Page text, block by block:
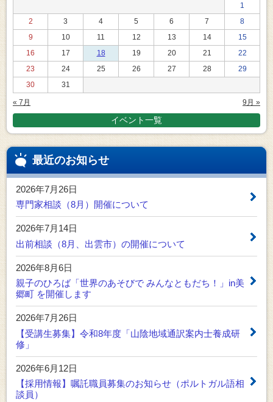
1
2
3 4 5 6 7
8
9
10 11 12 13 14
15
16
17 18 19 20 21
22
23
24 25 26 27 28
29
30
31
« 7月 9月 »
イベント一覧
最近のお知らせ
2026年7月26日
専門家相談（8月）開催について
2026年7月14日
出前相談（8月、出雲市）の開催について
2026年8月6日
親子のひろば「世界のあそびで みんなともだち！」in美
郷町 を開催します
2026年7月26日
【受講生募集】令和8年度「山陰地域通訳案内士養成研
修」
2026年6月12日
【採用情報】嘱託職員募集のお知らせ（ポルトガル語相
談員）